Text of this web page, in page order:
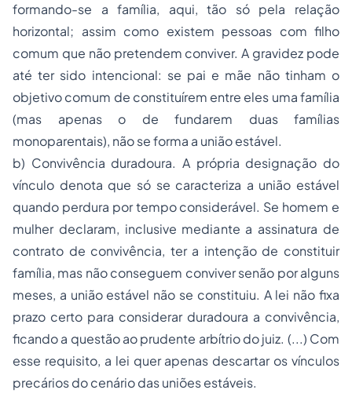
formando-se a família, aqui, tão só pela relação
horizontal; assim como existem pessoas com filho
comum que não pretendem conviver. A gravidez pode
até ter sido intencional: se pai e mãe não tinham o
objetivo comum de constituírem entre eles uma família
(mas apenas o de fundarem duas famílias
monoparentais), não se forma a união estável.
b) Convivência duradoura. A própria designação do
vínculo denota que só se caracteriza a união estável
quando perdura por tempo considerável. Se homem e
mulher declaram, inclusive mediante a assinatura de
contrato de convivência, ter a intenção de constituir
família, mas não conseguem conviver senão por alguns
meses, a união estável não se constituiu. A lei não fixa
prazo certo para considerar duradoura a convivência,
ficando a questão ao prudente arbítrio do juiz. (...) Com
esse requisito, a lei quer apenas descartar os vínculos
precários do cenário das uniões estáveis.